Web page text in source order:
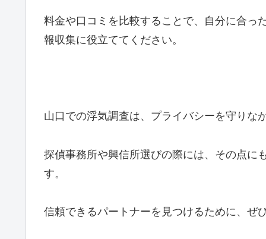
料金や口コミを比較することで、自分に合っ
報収集に役立ててください。
山口での浮気調査は、プライバシーを守りな
探偵事務所や興信所選びの際には、その点に
す。
信頼できるパートナーを見つけるために、ぜ